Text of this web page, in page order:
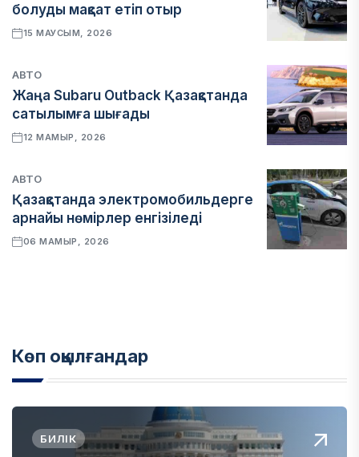
болуды мақсат етіп отыр
15 МАУСЫМ, 2026
АВТО
Жаңа Subaru Outback Қазақстанда
сатылымға шығады
12 МАМЫР, 2026
АВТО
Қазақстанда электромобильдерге
арнайы нөмірлер енгізіледі
06 МАМЫР, 2026
Көп оқылғандар
БИЛІК